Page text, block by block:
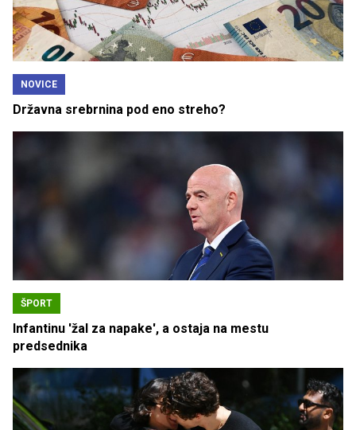
NOVICE
Državna srebrnina pod eno streho?
ŠPORT
Infantinu 'žal za napake', a ostaja na mestu
predsednika